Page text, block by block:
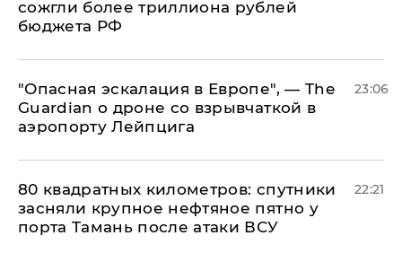
сожгли более триллиона рублей
бюджета РФ
"Опасная эскалация в Европе", — The
Guardian о дроне со взрывчаткой в
аэропорту Лейпцига
23:06
80 квадратных километров: спутники
засняли крупное нефтяное пятно у
порта Тамань после атаки ВСУ
22:21